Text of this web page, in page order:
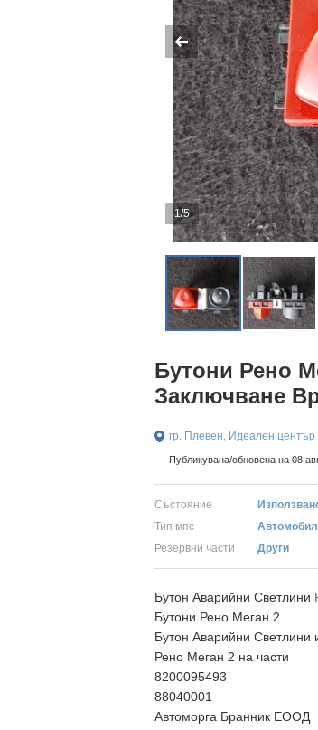
1/5
Бутони Рено
Заключване
гр. Плевен, Идеален център
Публикувана/обновена на 08
Състояние
Тип мпс
Резервни части
Други
Бутон Аварийни Светлини
Бутони Рено Меган 2
Бутон Аварийни Светлини
Рено Меган 2 на части
8200095493
88040001
Автоморга Бранник ЕООД